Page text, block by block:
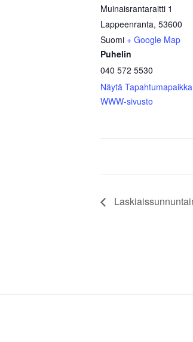
Muinaisrantaraitti 1
Lappeenranta, 53600
Suomi + Google Map
Puhelin
040 572 5530
Näytä Tapahtumapaikka
WWW-sivusto